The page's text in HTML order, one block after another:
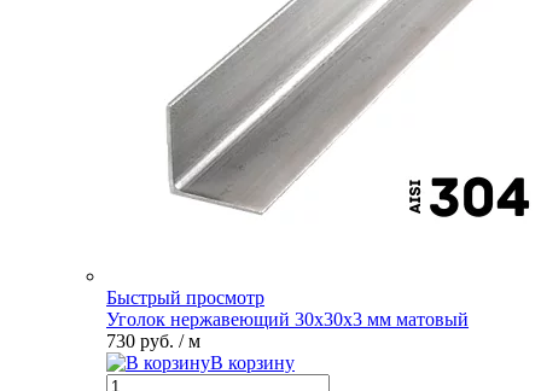
Быстрый просмотр
Уголок нержавеющий 30х30х3 мм матовый
730 руб. / м
В корзину